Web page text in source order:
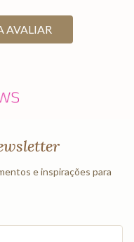
AVALIAR
e inspirações para